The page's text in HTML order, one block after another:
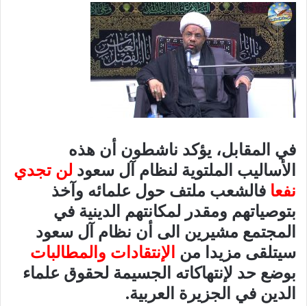
في المقابل، يؤكد ناشطون أن هذه
الأساليب الملتوية لنظام آل سعود لن تجدي
نفعا فالشعب ملتف حول علمائه وآخذ
بتوصياتهم ومقدر لمكانتهم الدينية في
المجتمع مشيرين الى أن نظام آل سعود
سيتلقى مزيدا من الإنتقادات والمطالبات
بوضع حد لإنتهاكاته الجسيمة لحقوق علماء
الدين في الجزيرة العربية.